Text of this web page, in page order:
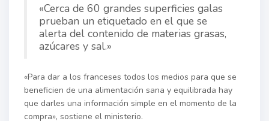
«Cerca de 60 grandes superficies galas
prueban un etiquetado en el que se
alerta del contenido de materias grasas,
azúcares y sal.»
«Para dar a los franceses todos los medios para que se
beneficien de una alimentación sana y equilibrada hay
que darles una información simple en el momento de la
compra», sostiene el ministerio.